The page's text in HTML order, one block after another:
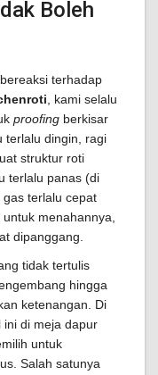
Boleh
terhadap
, kami selalu
proofing berkisar
terlalu dingin, ragi
struktur roti
terlalu panas (di
terlalu cepat
menahannya,
dipanggang.
tidak tertulis
hingga
ketenangan. Di
ini di meja dapur
untuk
Salah satunya